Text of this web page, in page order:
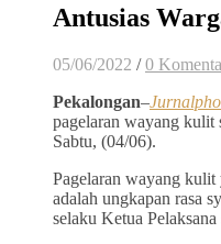
Antusias
05/06/2022 / 0
Pekalongan–
pagelaran wayang kulit
Sabtu, (04/06).
Pagelaran wayang kulit
adalah ungkapan rasa
selaku Ketua